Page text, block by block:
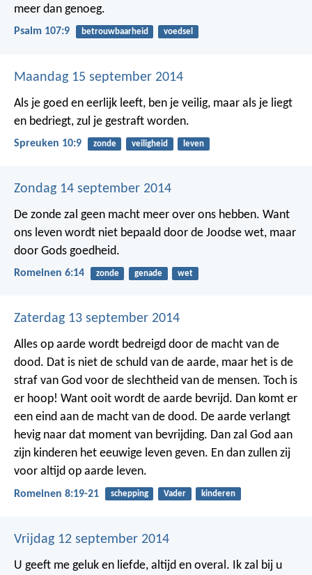
meer dan genoeg.
Psalm 107:9 betrouwbaarheid voedsel
Maandag 15 september 2014
Als je goed en eerlijk leeft, ben je veilig, maar als je liegt
en bedriegt, zul je gestraft worden.
Spreuken 10:9 zonde veiligheid leven
Zondag 14 september 2014
De zonde zal geen macht meer over ons hebben. Want
ons leven wordt niet bepaald door de Joodse wet, maar
door Gods goedheid.
Romeinen 6:14 zonde genade wet
Zaterdag 13 september 2014
Alles op aarde wordt bedreigd door de macht van de
dood. Dat is niet de schuld van de aarde, maar het is de
straf van God voor de slechtheid van de mensen. Toch is
er hoop! Want ooit wordt de aarde bevrijd. Dan komt er
een eind aan de macht van de dood. De aarde verlangt
hevig naar dat moment van bevrijding. Dan zal God aan
zijn kinderen het eeuwige leven geven. En dan zullen zij
voor altijd op aarde leven.
Romeinen 8:19-21 schepping Vader kinderen
Vrijdag 12 september 2014
U geeft me geluk en liefde, altijd en overal. Ik zal bij u